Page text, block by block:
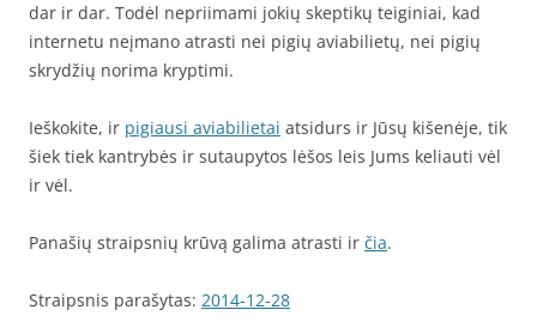
dar ir dar. Todėl nepriimami jokių skeptikų teiginiai, kad
internetu neįmano atrasti nei pigių aviabilietų, nei pigių
skrydžių norima kryptimi.
Ieškokite, ir pigiausi aviabilietai atsidurs ir Jūsų kišenėje, tik
šiek tiek kantrybės ir sutaupytos lėšos leis Jums keliauti vėl
ir vėl.
Panašių straipsnių krūvą galima atrasti ir čia.
Straipsnis parašytas: 2014-12-28